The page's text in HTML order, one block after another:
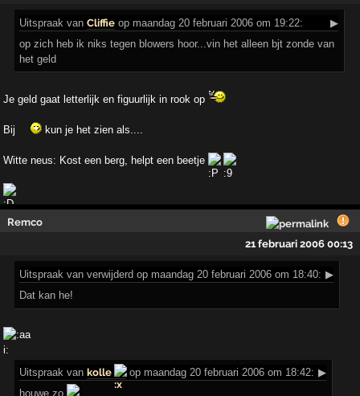
Uitspraak vanCliffie op maandag 20 februari 2006 om 19:22:
▶
op zich heb ik niks tegen blowers hoor...vin het alleen bjt zonde van
het geld
Je geld gaat letterlijk en figuurlijk in rook op
Bij kun je het zien als....
Witte neus: Kost een berg, helpt een beetje
Remco
21 februari 2006 00:13
Uitspraak van verwijderd op maandag 20 februari 2006 om 18:40: ▶
Dat kan he!
Uitspraak vankolle op maandag 20 februari 2006 om 18:42: ▶
houwe zo